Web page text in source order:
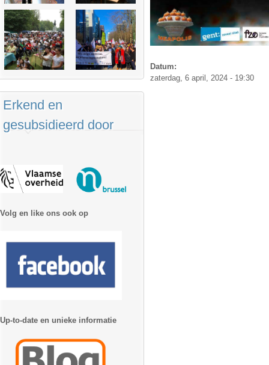
Datum:
zaterdag, 6 april, 2024 - 19:30
Erkend en
gesubsidieerd door
Volg en like ons ook op
Up-to-date en unieke informatie